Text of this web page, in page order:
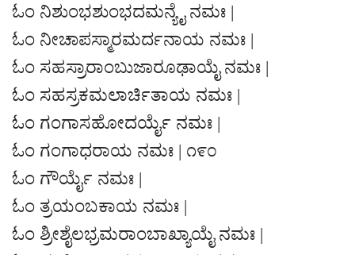
ಓಂ ನಿಶುಂಭಶುಂಭದಮನ್ಯೈ ನಮಃ |
ಓಂ ನೀಚಾಪಸ್ಮಾರಮರ್ದನಾಯ ನಮಃ |
ಓಂ ಸಹಸ್ರಾರಾಂಬುಜಾರೂಢಾಯೈ ನಮಃ |
ಓಂ ಸಹಸ್ರಕಮಲಾರ್ಚಿತಾಯ ನಮಃ |
ಓಂ ಗಂಗಾಸಹೋದರ್ಯೈ ನಮಃ |
ಓಂ ಗಂಗಾಧರಾಯ ನಮಃ | ೧೯೦
ಓಂ ಗೌರ್ಯೈ ನಮಃ |
ಓಂ ತ್ರಯಂಬಕಾಯ ನಮಃ |
ಓಂ ಶ್ರೀಶೈಲಭ್ರಮರಾಂಬಾಖ್ಯಾಯೈ ನಮಃ |